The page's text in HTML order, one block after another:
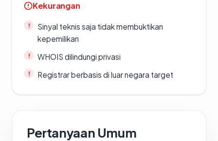
Kekurangan
Sinyal teknis saja tidak membuktikan
kepemilikan
WHOIS dilindungi privasi
Registrar berbasis di luar negara target
Pertanyaan Umum